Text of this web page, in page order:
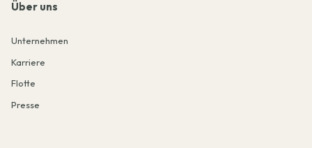
Über uns
Unternehmen
Karriere
Flotte
Presse